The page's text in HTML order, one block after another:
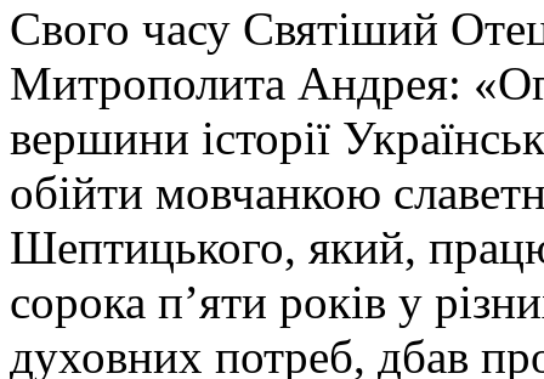
Свого часу Святіший
Митрополита Андрея:
вершини історії
обійти мовчанкою
Шептицького, який,
сорока п’яти років у
духовних потреб, дбав